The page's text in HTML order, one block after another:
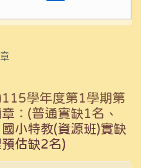
學年度第1學期第
：(普通實缺1名、
小特教(資源班)實缺
估缺2名)